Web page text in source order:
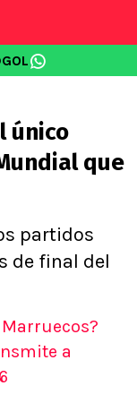
único
que
partidos
de final del
a